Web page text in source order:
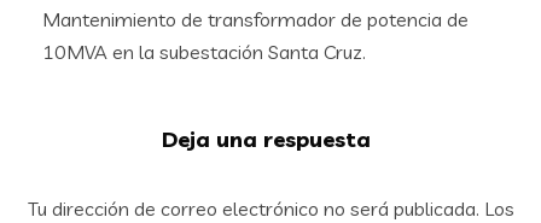
Mantenimiento de transformador de potencia de
10MVA en la subestación Santa Cruz.
Deja una respuesta
Tu dirección de correo electrónico no será publicada. Los